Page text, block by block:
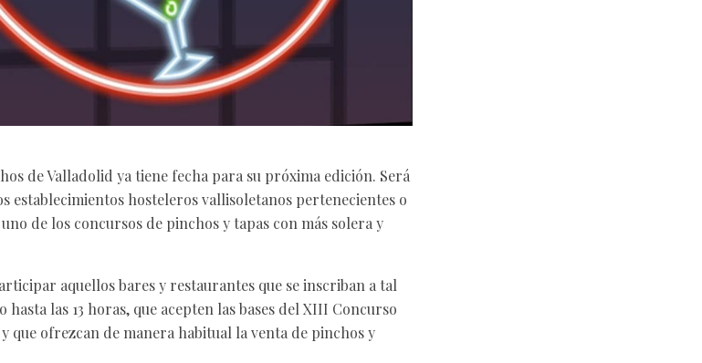
de Valladolid ya tiene fecha para su próxima edición. Será
establecimientos hosteleros vallisoletanos pertenecientes o
de los concursos de pinchos y tapas con más solera y
aquellos bares y restaurantes que se inscriban a tal
hasta las 13 horas, que acepten las bases del XIII Concurso
que ofrezcan de manera habitual la venta de pinchos y